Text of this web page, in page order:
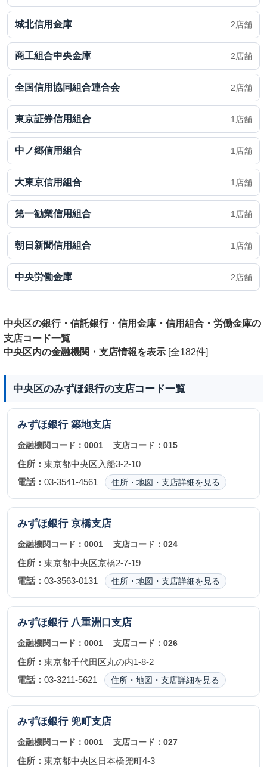
城北信用金庫 2店舗
商工組合中央金庫 2店舗
全国信用協同組合連合会 2店舗
東京証券信用組合 1店舗
中ノ郷信用組合 1店舗
大東京信用組合 1店舗
第一勧業信用組合 1店舗
朝日新聞信用組合 1店舗
中央労働金庫 2店舗
中央区の銀行・信託銀行・信用金庫・信用組合・労働金庫の
支店コード一覧
中央区内の金融機関・支店情報を表示 [全182件]
中央区のみずほ銀行の支店コード一覧
みずほ銀行 築地支店
金融機関コード： 0001 支店コード：015
住所： 東京都中央区入船3-2-10
電話： 03-3541-4561 住所・地図・支店詳細を見る
みずほ銀行 京橋支店
金融機関コード： 0001 支店コード：024
住所： 東京都中央区京橋2-7-19
電話： 03-3563-0131 住所・地図・支店詳細を見る
みずほ銀行 八重洲口支店
金融機関コード： 0001 支店コード：026
住所： 東京都千代田区丸の内1-8-2
電話： 03-3211-5621 住所・地図・支店詳細を見る
みずほ銀行 兜町支店
金融機関コード： 0001 支店コード：027
住所： 東京都中央区日本橋兜町4-3